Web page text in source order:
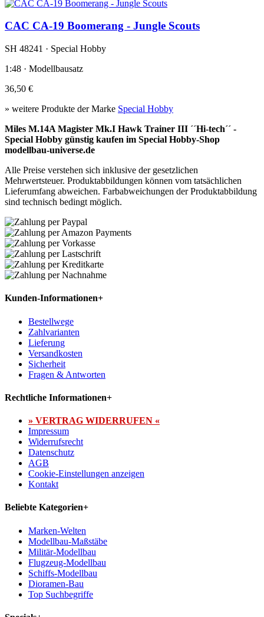
CAC CA-19 Boomerang - Jungle Scouts
SH 48241 · Special Hobby
1:48 · Modellbausatz
36,50 €
» weitere Produkte der Marke Special Hobby
Miles M.14A Magister Mk.I Hawk Trainer III ´´Hi-tech´´ -
Special Hobby günstig kaufen im Special Hobby-Shop
modellbau-universe.de
Alle Preise verstehen sich inklusive der gesetzlichen
Mehrwertsteuer. Produktabbildungen können vom tatsächlichen
Lieferumfang abweichen. Farbabweichungen der Produktabbildung
sind technisch bedingt möglich.
Kunden-Informationen+
Bestellwege
Zahlvarianten
Lieferung
Versandkosten
Sicherheit
Fragen & Antworten
Rechtliche Informationen+
» VERTRAG WIDERRUFEN «
Impressum
Widerrufsrecht
Datenschutz
AGB
Cookie-Einstellungen anzeigen
Kontakt
Beliebte Kategorien+
Marken-Welten
Modellbau-Maßstäbe
Militär-Modellbau
Flugzeug-Modellbau
Schiffs-Modellbau
Dioramen-Bau
Top Suchbegriffe